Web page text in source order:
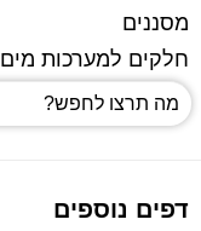
מסננים
חלקים למערכות מים
דפים נוספים